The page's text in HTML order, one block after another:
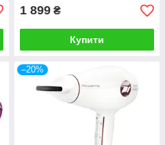
1 899 ₴
Купити
–20%